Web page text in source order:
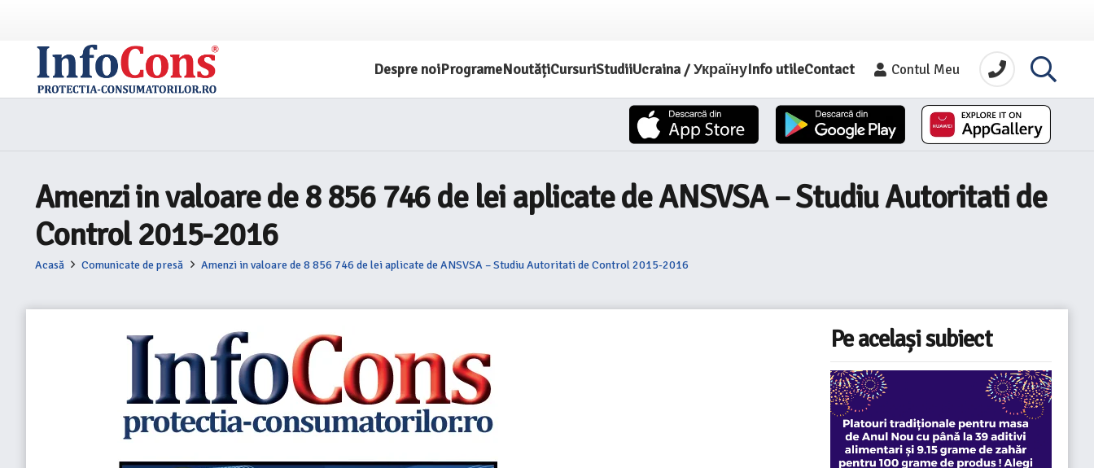
Despre noiProgrameNoutățiCursuriStudiiUcraina / УкраїнуInfo utileContact Contul Meu
Amenzi in valoare de 8 856 746 de lei aplicate de ANSVSA – Studiu Autoritati de
Control 2015-2016
Acasă Comunicate de presă Amenzi in valoare de 8 856 746 de lei aplicate de ANSVSA – Studiu Autoritati de Control 2015-2016
Pe același subiect